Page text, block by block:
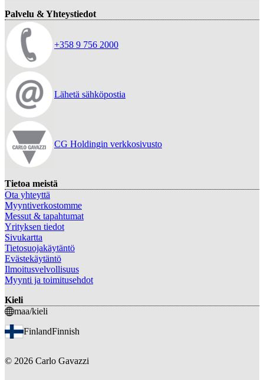
Palvelu & Yhteystiedot
+358 9 756 2000
Lähetä sähköpostia
CG Holdingin verkkosivusto
Tietoa meistä
Ota yhteyttä
Myyntiverkostomme
Messut & tapahtumat
Yrityksen tiedot
Sivukartta
Tietosuojakäytäntö
Evästekäytäntö
Ilmoitusvelvollisuus
Myynti ja toimitusehdot
Kieli
maa/kieli
FinlandFinnish
© 2026 Carlo Gavazzi